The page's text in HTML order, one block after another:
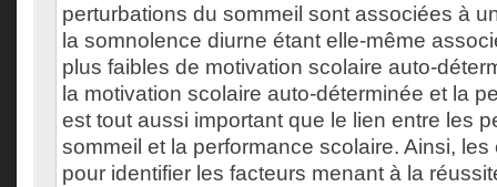
perturbations du sommeil sont associées à
la somnolence diurne étant elle-même
plus faibles de motivation scolaire auto-
la motivation scolaire auto-déterminée et la
est tout aussi important que le lien entre les
sommeil et la performance scolaire. Ainsi,
pour identifier les facteurs menant à la